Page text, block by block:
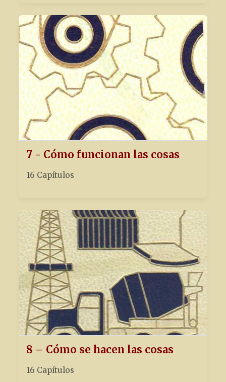
7 - Cómo funcionan las cosas
16 Capítulos
8 – Cómo se hacen las cosas
16 Capítulos